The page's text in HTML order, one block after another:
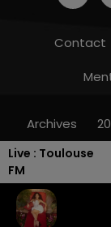
Live : Toulouse
FM
Contact
Archives